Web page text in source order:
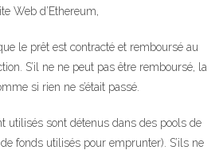
Web d’Ethereum,
le prêt est contracté et remboursé au
S’il ne ne peut pas être remboursé, la
si rien ne s’était passé.
utilisés sont détenus dans des pools de
fonds utilisés pour emprunter). S’ils ne